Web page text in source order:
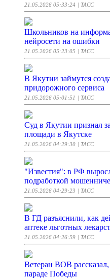
21.05.2026 05:33:24 | ТАСС
Школьников на
нейросети на ошибки
21.05.2026 05:23:05 | ТАСС
В Якутии займутся
придорожного сервиса
21.05.2026 05:01:51 | ТАСС
Суд в Якутии признал
площади в Якутске
21.05.2026 04:29:30 | ТАСС
"Известия": в РФ
подработкой
21.05.2026 04:29:23 | ТАСС
В ГД разъяснили, как
аптеке льготных
21.05.2026 04:26:59 | ТАСС
Ветеран ВОВ
параде Победы